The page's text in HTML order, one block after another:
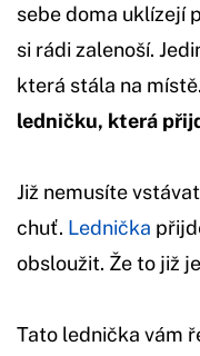
sebe doma uklízejí
si rádi zalenoší.
která stála na
ledničku, která
Již nemusíte
chuť. Lednička
obsloužit. Že to již
Tato lednička vám